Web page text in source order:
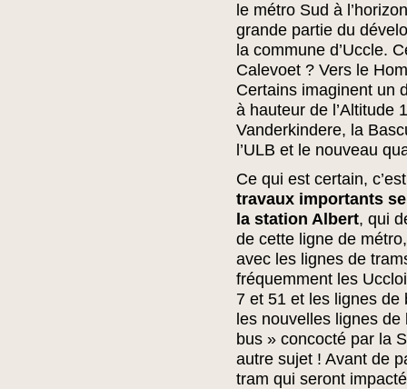
le métro Sud à
grande partie du
la commune d’Uccle.
Calevoet ? Vers le
Certains imaginent un
à hauteur de l’Altitude
Vanderkindere, la
l’ULB et le nouveau
Ce qui est certain,
travaux importants
la station Albert, qui
de cette ligne de
avec les lignes de
fréquemment les
7 et 51 et les lignes
les nouvelles lignes
bus » concocté par la
autre sujet ! Avant de
tram qui seront